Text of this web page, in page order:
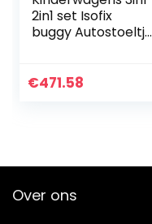
2in1 set Isofix
buggy Autostoeltje
white & leopard
€471.58
Over ons